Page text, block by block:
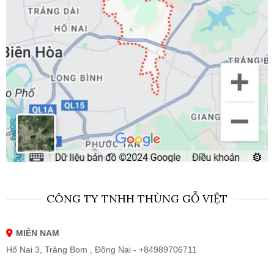
CÔNG TY TNHH THÙNG GỖ VIỆT
MIỀN NAM
Hố Nai 3, Trảng Bom , Đồng Nai - +84989706711